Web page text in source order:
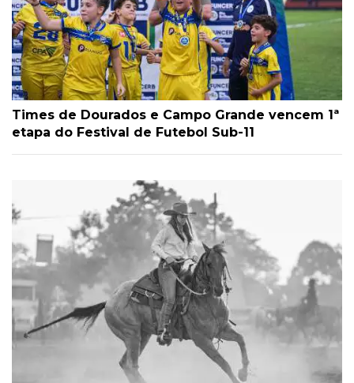
Times de Dourados e Campo Grande vencem 1ª
etapa do Festival de Futebol Sub-11